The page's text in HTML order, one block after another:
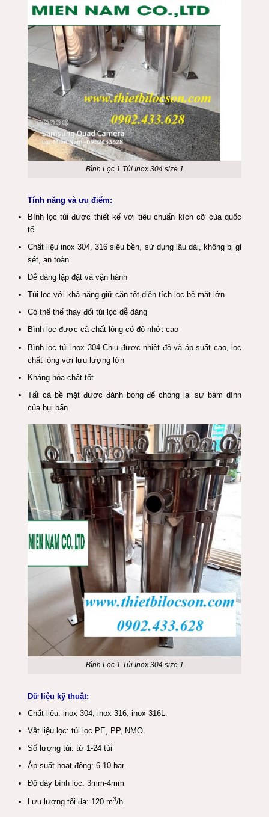
Bình Lọc 1 Túi Inox 304 size 1
Tính năng và ưu điểm:
Bình lọc túi được thiết kế với tiêu chuẩn kích cỡ của quốc
tế
Chất liệu inox 304, 316 siêu bền, sử dụng lâu dài, không bị gỉ
sét, an toàn
Dễ dàng lặp đặt và vận hành
Túi lọc với khả năng giữ cặn tốt,diện tích lọc bề mặt lớn
Có thể thể thay đổi túi lọc dễ dàng
Bình lọc được cả chất lỏng có độ nhớt cao
Bình lọc túi inox 304 Chịu được nhiệt độ và áp suất cao, lọc
chất lỏng với lưu lượng lớn
Kháng hóa chất tốt
Tất cả bề mặt được đánh bóng để chóng lại sự bám dính
của bụi bẩn
Bình Lọc 1 Túi Inox 304 size 1
Dữ liệu kỹ thuật:
Chất liệu: inox 304, inox 316, inox 316L.
Vật liệu lọc: túi lọc PE, PP, NMO.
Số lượng túi: từ 1-24 túi
Áp suất hoạt động: 6-10 bar.
Độ dày bình lọc: 3mm-4mm
Lưu lượng tối đa: 120 m3/h.